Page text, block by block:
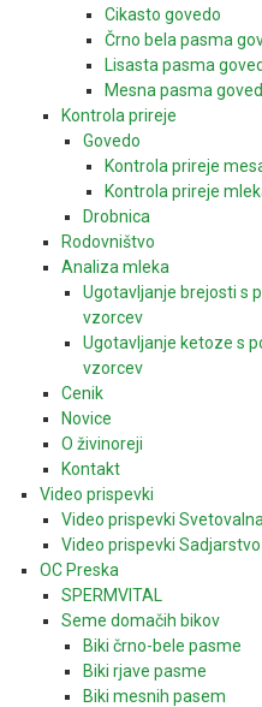
Cikasto govedo
Črno bela pasma
Lisasta pasma
Mesna pasma
Kontrola prireje
Govedo
Kontrola prireje
Kontrola prireje
Drobnica
Rodovništvo
Analiza mleka
Ugotavljanje brejosti s
vzorcev
Ugotavljanje ketoze s
vzorcev
Cenik
Novice
O živinoreji
Kontakt
Video prispevki
Video prispevki
Video prispevki Sadjarstvo
OC Preska
SPERMVITAL
Seme domačih bikov
Biki črno-bele pasme
Biki rjave pasme
Biki mesnih pasem